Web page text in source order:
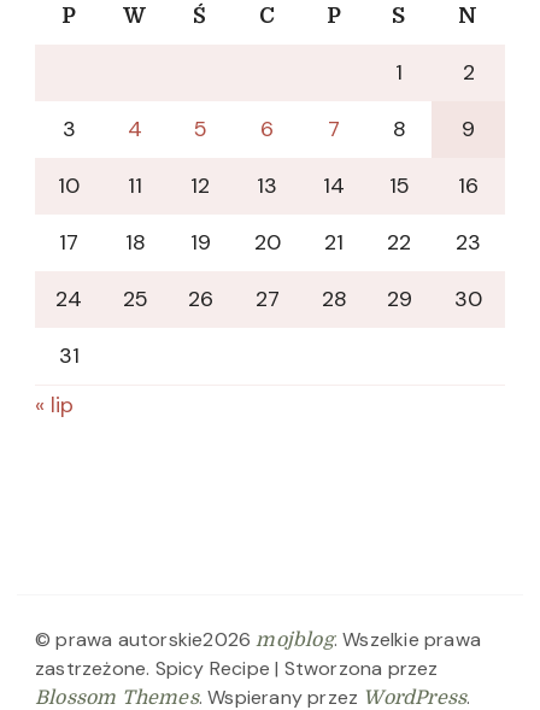
P W Ś C P S N
1
2
3
4 5 6 7 8
9
10
11 12 13 14 15
16
17
18 19 20 21 22
23
24
25 26 27 28 29
30
31
« lip
© prawa autorskie2026mojblog. Wszelkie prawa
zastrzeżone. Spicy Recipe | Stworzona przez
Blossom Themes. Wspierany przez WordPress.